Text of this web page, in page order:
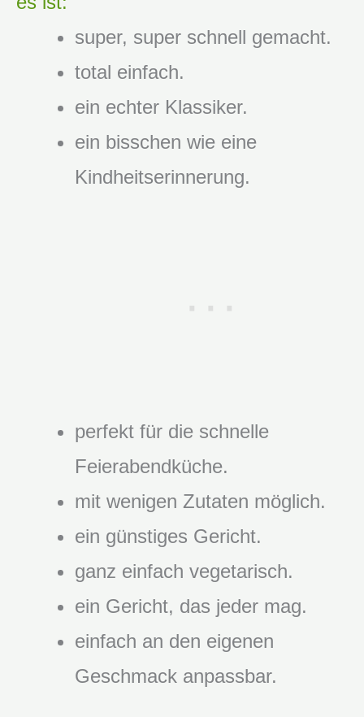
super, super schnell gemacht.
total einfach.
ein echter Klassiker.
ein bisschen wie eine
Kindheitserinnerung.
perfekt für die schnelle
Feierabendküche.
mit wenigen Zutaten möglich.
ein günstiges Gericht.
ganz einfach vegetarisch.
ein Gericht, das jeder mag.
einfach an den eigenen
Geschmack anpassbar.